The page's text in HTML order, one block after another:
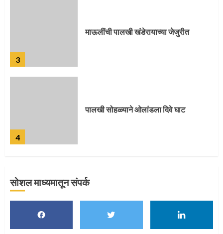
4
पालखी सोहळ्याने ओलांडला दिवे घाट
5
पुणेकरांकडून पालख्यांचे उत्साही स्वागत
मुख्यमंत्र्यांच्या हस्ते विठ्ठलाची महापूजा
सोशल माध्यमातून संपर्क